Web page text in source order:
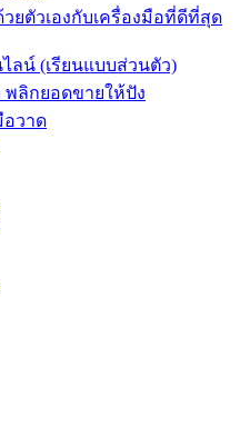
ยตัวเองกับเครื่องมือที่ดีที่สุด
ลน์ (เรียนแบบส่วนตัว)
พลิกยอดขายให้ปัง
อวาด